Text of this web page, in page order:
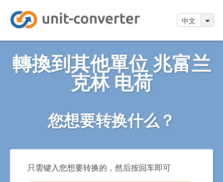
中文
轉換到其他單位 兆富兰
克林 电荷
您想要转换什么？
只需键入您想要转换的，然后按回车即可